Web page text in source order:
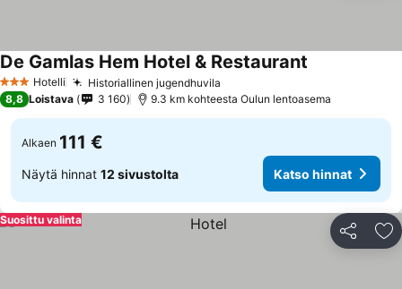
3 Tähtiluokitus
Hotelli Historiallinen jugendhuvila
De Gamlas Hem Hotel & Restaurant
8,8 Loistava 3 160 9.3 km kohteesta Oulun lentoasema
Alkaen 111 €
Näytä hinnat 12 sivustolta Katso hinnat
Jaa
Suosittu valinta